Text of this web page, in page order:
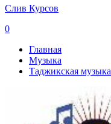
Слив Курсов
0
Главная
Музыка
Таджикская музыка